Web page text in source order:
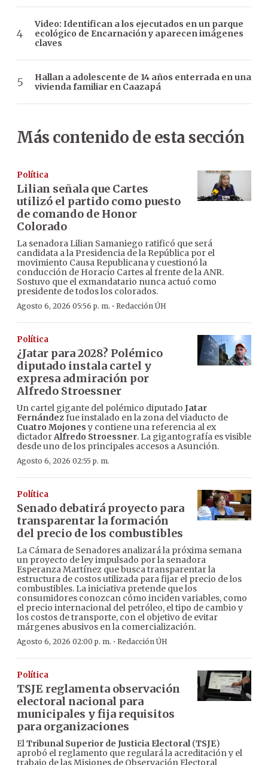
Video: Identifican a los ejecutados en un parque
ecológico de Encarnación y aparecen imágenes
claves
Hallan a adolescente de 14 años enterrada en una
vivienda familiar en Caazapá
Más contenido de esta sección
Política
Lilian señala que Cartes
utilizó el partido como puesto
de comando de Honor
Colorado
La senadora Lilian Samaniego ratificó que será
candidata a la Presidencia de la República por el
movimiento Causa Republicana y cuestionó la
conducción de Horacio Cartes al frente de la ANR.
Sostuvo que el exmandatario nunca actuó como
presidente de todos los colorados.
Agosto 6, 2026 05:56 p. m. · Redacción ÚH
Política
¿Jatar para 2028? Polémico
diputado instala cartel y
expresa admiración por
Alfredo Stroessner
Un cartel gigante del polémico diputado Jatar
Fernándezfue instalado en la zona del viaducto de
Cuatro Mojones y contiene una referencia al ex
dictadorAlfredo Stroessner. La gigantografía es visible
desde uno de los principales accesos a Asunción.
Agosto 6, 2026 02:55 p. m.
Política
Senado debatirá proyecto para
transparentar la formación
del precio de los combustibles
La Cámara de Senadores analizará la próxima semana
un proyecto de ley impulsado por la senadora
Esperanza Martínez que busca transparentar la
estructura de costos utilizada para fijar el precio de los
combustibles. La iniciativa pretende que los
consumidores conozcan cómo inciden variables, como
el precio internacional del petróleo, el tipo de cambio y
los costos de transporte, con el objetivo de evitar
márgenes abusivos en la comercialización.
Agosto 6, 2026 02:00 p. m. · Redacción ÚH
Política
TSJE reglamenta observación
electoral nacional para
municipales y fija requisitos
para organizaciones
ElTribunal Superior de Justicia Electoral(TSJE)
aprobó el reglamento que regulará la acreditación y el
trabajo de las Misiones de Observación Electoral